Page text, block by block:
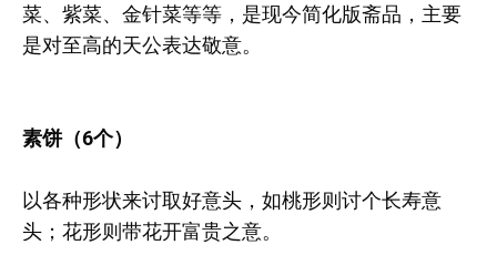
菜、紫菜、金针菜等等，是现今简化版斋品，主要
是对至高的天公表达敬意。
素饼（6个）
以各种形状来讨取好意头，如桃形则讨个长寿意
头；花形则带花开富贵之意。